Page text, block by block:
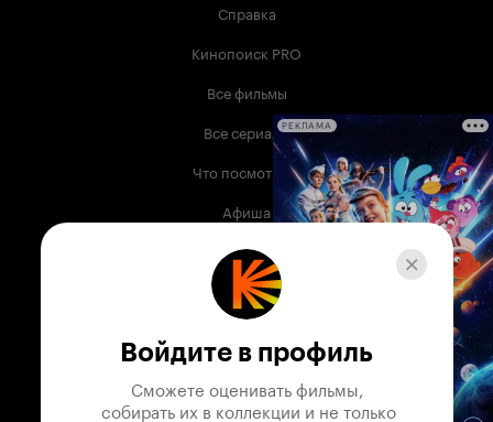
Справка
Кинопоиск PRO
Все фильмы
Все сериалы
Что посмотреть
Афиша
Музыка
Телепрограмма
Служба поддержки
РЕКЛАМА
Войдите в профиль
Сможете оценивать фильмы,
собирать их в коллекции и не только